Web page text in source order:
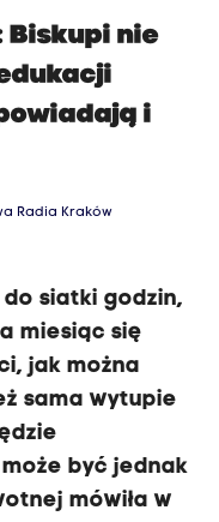
Biskupi nie
i
Radia Kraków
siatki godzin,
miesiąc się
jak można
sama wytupie
być jednak
mówiła w